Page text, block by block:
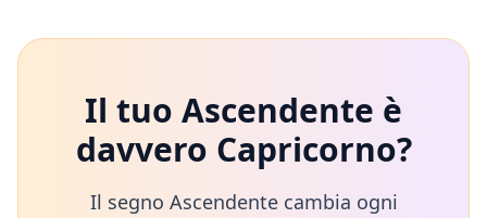
Il tuo Ascendente è
davvero Capricorno?
Il segno Ascendente cambia ogni